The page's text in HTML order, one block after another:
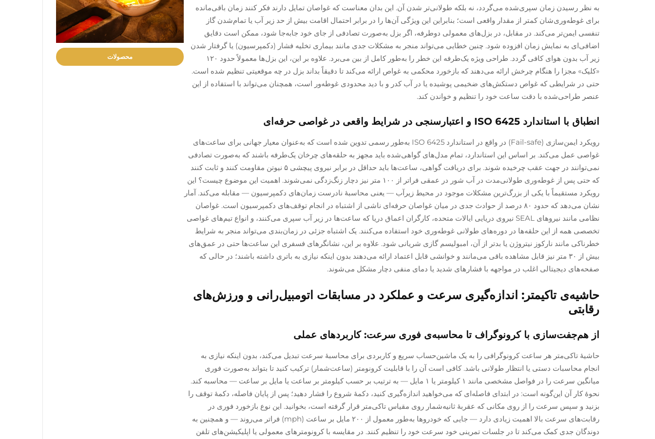
به نظر رسیدن زمان سپری‌شده می‌گردد، نه بلکه طولانی‌تر شدن آن. این بدان معناست که غواصان تمایل دارند فکر کنند زمان باقی‌مانده
برای غوطه‌وری‌شان کمتر از مقدار واقعی است؛ بنابراین این ویژگی آن‌ها را در برابر احتمال اقامت بیش از حد زیر آب یا تمام‌شدن گاز
تنفسی ایمن‌تر می‌کند. در مقابل، در بزل‌های معمولی دوطرفه، اگر بزل به‌صورت تصادفی از جای خود جابه‌جا شود، ممکن است دقایق
اضافی‌ای به نمایش زمان افزوده شود. چنین خطایی می‌تواند منجر به مشکلات جدی مانند بیماری تخلیه فشار (دکمپرسیون) یا گرفتار شدن
زیر آب بدون هوای کافی گردد. طراحی ویژه یک‌طرفه این خطر را به‌طور کامل از بین می‌برد. علاوه بر این، این بزل‌ها معمولاً حدود ۱۲۰
«کلیک» مجزا را هنگام چرخش ارائه می‌دهند که بازخورد محکمی به غواص ارائه می‌کند تا دقیقاً بداند بزل در چه موقعیتی تنظیم شده است.
حتی در شرایطی که غواص دستکش‌های ضخیمی پوشیده یا در آب کدر و با دید محدودی غوطه‌ور است، همچنان می‌تواند با استفاده از این
عنصر طراحی‌شده با دقت ساعت خود را تنظیم و خواندن کند.
انطباق با استاندارد ISO 6425 و اعتبارسنجی در شرایط واقعی در غواصی حرفه‌ای
رویکرد ایمن‌سازی (Fail-safe) در واقع در استاندارد ISO 6425 به‌طور رسمی تدوین شده است که به‌عنوان معیار جهانی برای ساعت‌های
غواصی عمل می‌کند. بر اساس این استاندارد، تمام مدل‌های گواهی‌شده باید مجهز به حلقه‌های چرخان یک‌طرفه باشند که به‌صورت تصادفی
نمی‌توانند در جهت عقب چرخیده شوند. برای دریافت گواهی، ساعت‌ها باید حداقل در برابر نیروی پیچشی ۵ نیوتن مقاومت کنند و ثابت کنند
که حتی پس از غوطه‌وری طولانی‌مدت در آب شور در عمقی فراتر از ۱۰۰ متر نیز دچار زنگ‌زدگی نمی‌شوند. اهمیت این موضوع چیست؟ این
رویکرد مستقیماً با یکی از بزرگ‌ترین مشکلات موجود در محیط زیرآب — یعنی محاسبهٔ نادرست زمان‌های دکمپرسیون — مقابله می‌کند. آمار
نشان می‌دهد که حدود ۸۰ درصد از حوادث جدی در میان غواصان حرفه‌ای ناشی از اشتباه در انجام توقف‌های دکمپرسیون است. غواصان
نظامی مانند نیروهای SEAL نیروی دریایی ایالات متحده، کارگران اعماق دریا که ساعت‌ها در زیر آب سپری می‌کنند، و انواع تیم‌های غواصی
تخصصی همه از این حلقه‌ها در دوره‌های طولانی غوطه‌وری خود استفاده می‌کنند. یک اشتباه جزئی در زمان‌بندی می‌تواند منجر به شرایط
خطرناکی مانند نارکوز نیتروژن یا بدتر از آن، امبولیسم گازی شریانی شود. علاوه بر این، نشانگرهای فسفری این ساعت‌ها حتی در عمق‌های
بیش از ۳۰ متر نیز قابل مشاهده باقی می‌مانند و خوانشی قابل اعتماد ارائه می‌دهند بدون اینکه نیازی به باتری داشته باشند؛ در حالی که
صفحه‌های دیجیتالی اغلب در مواجهه با فشارهای شدید یا دمای منفی دچار مشکل می‌شوند.
حاشیه‌ی تاکیمتر: اندازه‌گیری سرعت و عملکرد در مسابقات اتومبیل‌رانی و ورزش‌های
رقابتی
از هم‌جفت‌سازی با کرونوگراف تا محاسبه‌ی فوری سرعت: کاربردهای عملی
حاشیهٔ تاکی‌متر هر ساعت کرونوگرافی را به یک ماشین‌حساب سریع و کاربردی برای محاسبهٔ سرعت تبدیل می‌کند، بدون اینکه نیازی به
انجام محاسبات دستی یا انتظار طولانی باشد. کافی است آن را با قابلیت کرونومتر (ساعت‌شمار) ترکیب کنید تا بتواند به‌صورت فوری
میانگین سرعت را در فواصل مشخصی مانند ۱ کیلومتر یا ۱ مایل — به ترتیب بر حسب کیلومتر بر ساعت یا مایل بر ساعت — محاسبه کند.
نحوهٔ کار آن این‌گونه است: در ابتدای فاصله‌ای که می‌خواهید اندازه‌گیری کنید، دکمهٔ شروع را فشار دهید؛ پس از پایان فاصله، دکمهٔ توقف را
بزنید و سپس سرعت را از روی مکانی که عقربهٔ ثانیه‌شمار روی مقیاس تاکی‌متر قرار گرفته است، بخوانید. این نوع بازخورد فوری در
رقابت‌های سرعت بالا اهمیت زیادی دارد — جایی که خودروها به‌طور معمول از ۲۰۰ مایل بر ساعت (mph) فراتر می‌روند — و همچنین به
دوندگان جدی کمک می‌کند تا در جلسات تمرینی خود سرعت خود را تنظیم کنند. در مقایسه با کرونومترهای معمولی یا اپلیکیشن‌های تلفن
محصولات